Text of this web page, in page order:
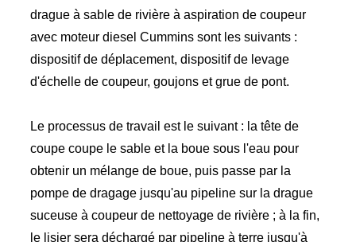
drague à sable de rivière à aspiration de coupeur
avec moteur diesel Cummins sont les suivants :
dispositif de déplacement, dispositif de levage
d'échelle de coupeur, goujons et grue de pont.
Le processus de travail est le suivant : la tête de
coupe coupe le sable et la boue sous l'eau pour
obtenir un mélange de boue, puis passe par la
pompe de dragage jusqu'au pipeline sur la drague
suceuse à coupeur de nettoyage de rivière ; à la fin,
le lisier sera déchargé par pipeline à terre jusqu'à